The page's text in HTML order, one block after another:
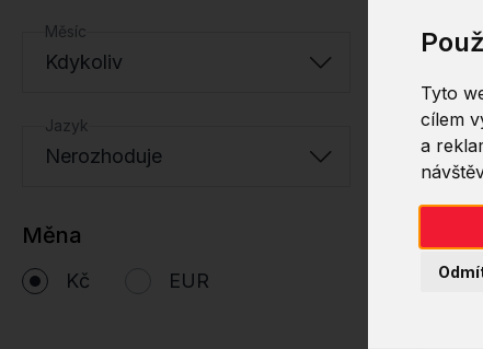
Tyto
cílem
a
Měsíc
Kdykoliv
Jazyk
Nerozhoduje
Měna
Kč EUR